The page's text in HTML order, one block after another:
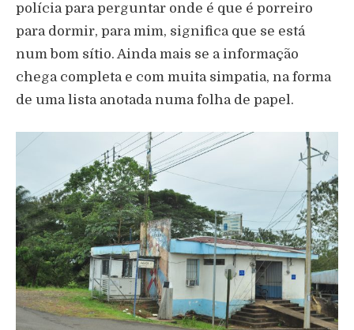
polícia para perguntar onde é que é porreiro
para dormir, para mim, significa que se está
num bom sítio. Ainda mais se a informação
chega completa e com muita simpatia, na forma
de uma lista anotada numa folha de papel.